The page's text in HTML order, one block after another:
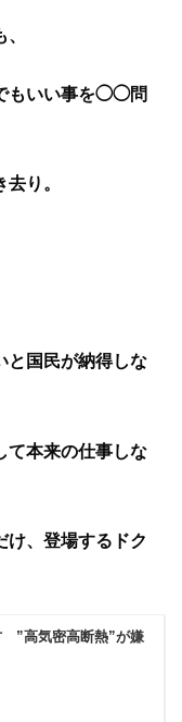
もいい事を◯◯問
り。
と国民が納得しな
て本来の仕事しな
け、登場するドク
”高気密高断熱”が嫌